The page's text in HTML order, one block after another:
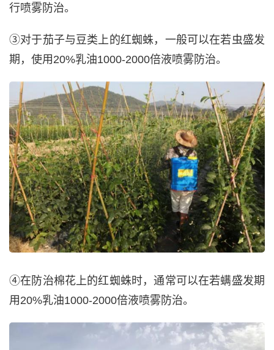
行喷雾防治。
③对于茄子与豆类上的红蜘蛛，一般可以在若虫盛发
期，使用20%乳油1000-2000倍液喷雾防治。
④在防治棉花上的红蜘蛛时，通常可以在若螨盛发期
用20%乳油1000-2000倍液喷雾防治。